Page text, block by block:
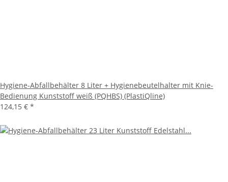
Hygiene-Abfallbehälter 8 Liter + Hygienebeutelhalter mit Knie-
Bedienung Kunststoff weiß (PQHBS) (PlastiQline)
124,15 € *